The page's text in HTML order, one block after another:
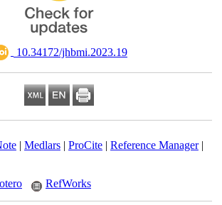
‎ 10.34172/jhbmi.2023.19
|Medlars |ProCite |Reference Manager
Zotero RefWorks